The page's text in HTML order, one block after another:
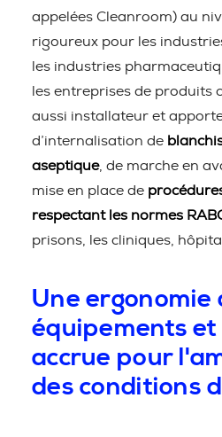
appelées Cleanroom) au
rigoureux pour les
les industries
les entreprises de produits
aussi installateur et
d’internalisation de
aseptique, de marche en
mise en place de
respectant les normes
prisons, les cliniques,
Une ergonomie
équipements
accrue pour
des conditions